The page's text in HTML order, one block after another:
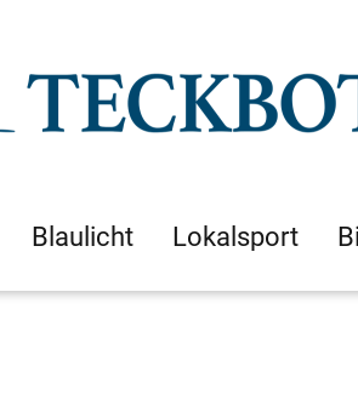
Blaulicht Lokalsport